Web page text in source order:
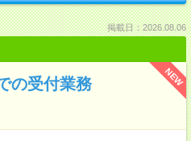
掲載日：2026.08.06
NEW
の受付業務